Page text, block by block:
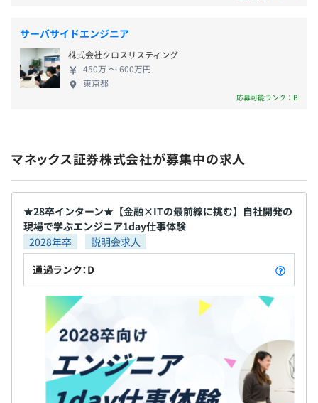
情報共有の機会が増加、ならびに部署・部門・役職を超え
【開発環境】
・フロントエンド：JavaScript系（jQuery、Node.js、
Vue.jsなど）、JSP
・バックエンド：Java、C++、PL/SQL
・ジョブ管理：JP1
・OS：Linux
・DB：Oracle、Aurora（PostgreSQL）
・フレームワーク：独自、Spring
・クラウド：AWS
・管理：Jira、Confluence
・ソース管理：Git、CodeCommit
・その他：AI生成ツール（ChatGPT）
昇給：年1回
社会保険完備（健康保険、厚生年金、雇用保険、労災保
無期雇用
3カ月（条件などの変更はありません）
も珍しい体制を敷いています。外部ベンダーに依存せ
ずスピーディーな開発ができるので、自分のアイデ
アを反映したい、顧客ニーズに沿ったシステムを開
発したいと思っている方にこそぜひきていただきた
興味とやる気があれば乗り越えられるのできっと大
丈夫です。困難に直面することも多いですが、確実に
成長を感じていただけると思います。
サーバサイドエンジニア
株式会社クロスリスティング
450万 〜 600万円
東京都
応募可能ランク：B
マネックス証券株式会社が募集中の求人
★28卒インターン★【金融×ITの最前線に挑む】自社開発の
現場で学ぶエンジニア1day仕事体験
2028年卒
説明会求人
通過ランク：D